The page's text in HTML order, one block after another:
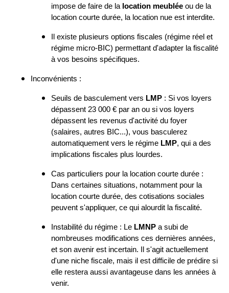
impose de faire de la location meublée ou de la
location courte durée, la location nue est interdite.
Il existe plusieurs options fiscales (régime réel et
régime micro-BIC) permettant d'adapter la fiscalité
à vos besoins spécifiques.
Inconvénients :
Seuils de basculement vers LMP : Si vos loyers
dépassent 23 000 € par an ou si vos loyers
dépassent les revenus d'activité du foyer
(salaires, autres BIC...), vous basculerez
automatiquement vers le régime LMP, qui a des
implications fiscales plus lourdes.
Cas particuliers pour la location courte durée :
Dans certaines situations, notamment pour la
location courte durée, des cotisations sociales
peuvent s'appliquer, ce qui alourdit la fiscalité.
Instabilité du régime : Le LMNP a subi de
nombreuses modifications ces dernières années,
et son avenir est incertain. Il s'agit actuellement
d'une niche fiscale, mais il est difficile de prédire si
elle restera aussi avantageuse dans les années à
venir.